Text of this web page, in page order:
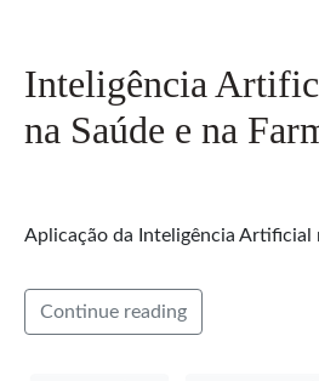
Inteligência
na Saúde e na
Aplicação da Inteligência Artificial
Continue reading